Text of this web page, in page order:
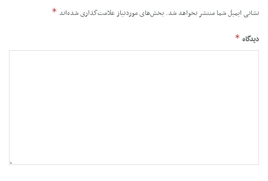
نشانی ایمیل شما منتشر نخواهد شد. بخش‌های موردنیاز علامت‌گذاری شده‌اند *
دیدگاه *